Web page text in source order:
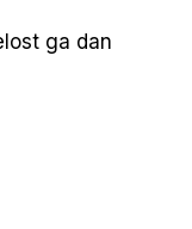
ga dan